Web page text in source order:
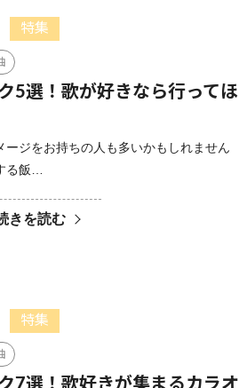
特集
5選！歌が好きなら行ってほ
ージをお持ちの人も多いかもしれません
る飯…
きを読む
特集
7選！歌好きが集まるカラオ